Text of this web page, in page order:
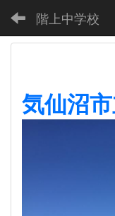
階上中学校
気仙沼